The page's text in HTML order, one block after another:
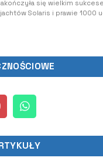
się wielkim
Solaris i prawie 1000